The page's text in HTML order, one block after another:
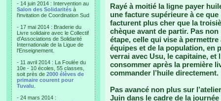
- 14 juin 2014 : Intervention au
Salon des Solidarités à
l'invitation de Coordination Sud
- 17 mai 2014 : Braderie du
Livre solidaire avec le Collectif
d'Associations de Solidarité
Internationale de la Ligue de
l'Enseignement.
- 11 avril 2014 : La Foulée du
10e - 10 écoles, 55 classes,
soit près de 2000 élèves de
primaire courent pour
Tuvalu
- 24 mars 2014 :
Rayé à moitié la ligne payer
une facture supérieure à ce
facturent plus cher que la
chèque avant de partir. Pas
étape, celle qui vise à
équipes et de la population, en
verrai avec Usu, le capitaine, et
consommer après la première
commander l’huile
Pas avancé non plus sur
Juin dans le cadre de la